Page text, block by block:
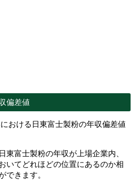
偏差値
おける日東富士製粉の年収偏差値
東富士製粉の年収が上場企業内、
いてどれほどの位置にあるのか相
できます。